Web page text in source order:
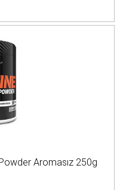
Aromasız 250g